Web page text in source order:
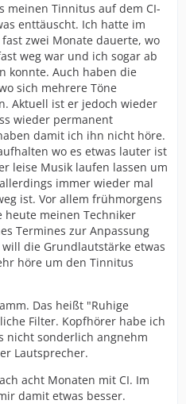
meinen Tinnitus auf dem CI-
enttäuscht. Ich hatte im
zwei Monate dauerte, wo
weg war und ich sogar ab
konnte. Auch haben die
sich mehrere Töne
Aktuell ist er jedoch wieder
wieder permanent
damit ich ihn nicht höre.
wo es etwas lauter ist
leise Musik laufen lassen um
immer wieder mal
ist. Vor allem frühmorgens
heute meinen Techniker
Termines zur Anpassung
die Grundlautstärke etwas
höre um den Tinnitus
Das heißt "Ruhige
Filter. Kopfhörer habe ich
nicht sonderlich angnehm
Lautsprecher.
acht Monaten mit CI. Im
damit etwas besser.